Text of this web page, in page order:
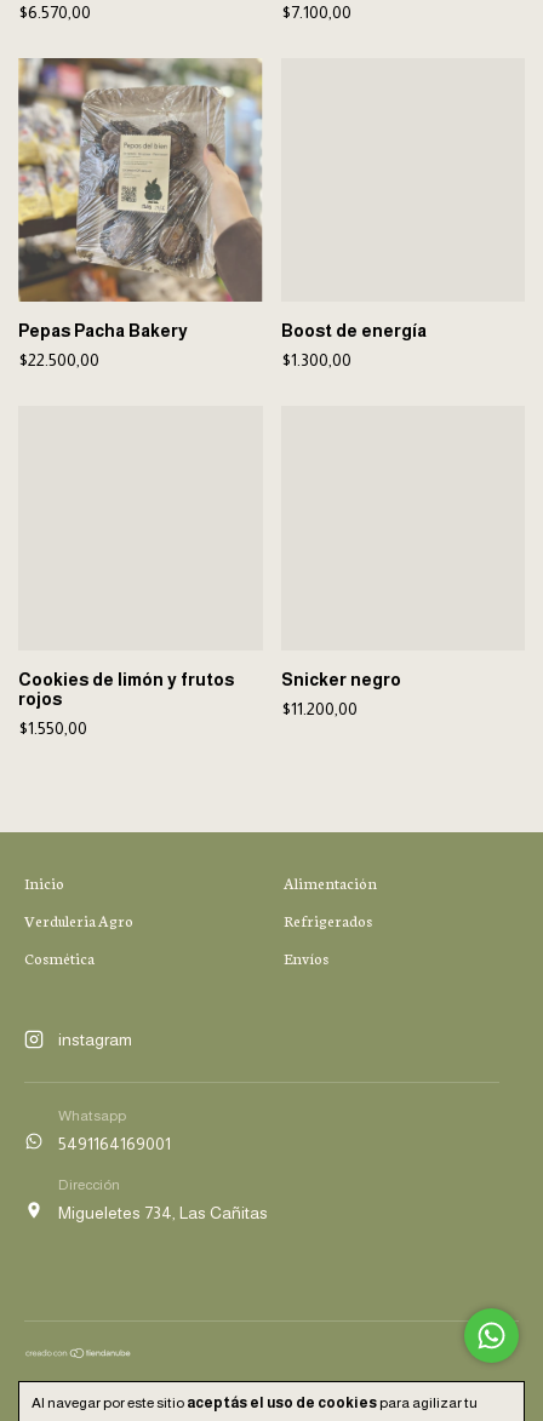
Al navegar por este sitio aceptás el uso de cookies para agilizar tu
$6.570,00
$7.100,00
Pepas Pacha Bakery
$22.500,00
Boost de energía
$1.300,00
Cookies de limón y frutos
rojos
$1.550,00
Snicker negro
$11.200,00
Inicio
Alimentación
Verduleria Agro
Refrigerados
Cosmética
Envíos
instagram
Whatsapp
5491164169001
Dirección
Migueletes 734, Las Cañitas
Defensa de las y los consumidores. Para reclamos